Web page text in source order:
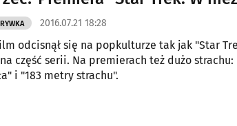
2016.07.21 18:28
odcisnął się na popkulturze tak jak "Star
część serii. Na premierach też dużo strachu:
i "183 metry strachu".